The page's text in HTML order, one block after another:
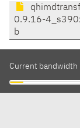
0.9.16-
b
Current